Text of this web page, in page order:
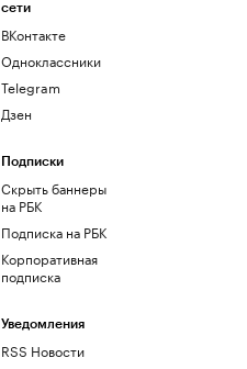
сети
ВКонтакте
Одноклассники
Telegram
Дзен
Подписки
Скрыть баннеры
на РБК
Подписка на РБК
Корпоративная
подписка
Уведомления
RSS Новости